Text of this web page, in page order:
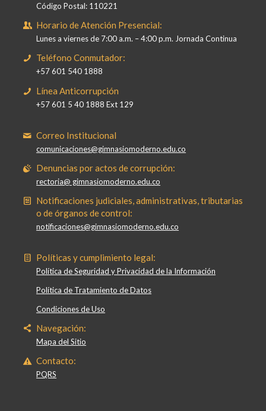
Código Postal: 110221
Horario de Atención Presencial:
Lunes a viernes de 7:00 a.m. – 4:00 p.m. Jornada Continua
Teléfono Conmutador:
+57 601 540 1888
Línea Anticorrupción
+57 601 5 40 1888 Ext 129
Correo Institucional
comunicaciones@gimnasiomoderno.edu.co
Denuncias por actos de corrupción:
rectoria@ gimnasiomoderno.edu.co
Notificaciones judiciales, administrativas, tributarias
o de órganos de control:
notificaciones@gimnasiomoderno.edu.co
Políticas y cumplimiento legal:
Política de Seguridad y Privacidad de la Información
Política de Tratamiento de Datos
Condiciones de Uso
Navegación:
Mapa del Sitio
Contacto:
PQRS